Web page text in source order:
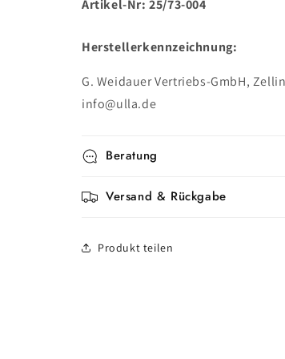
Artikel-Nr: 25/73-004
Herstellerkennzeichnung:
G. Weidauer Vertriebs-GmbH,
info@ulla.de
Beratung
Versand & Rückgabe
Produkt teilen